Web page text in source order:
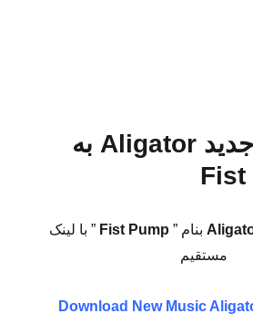
دانلود آهنگ جدید Aligator به
بنام ” Fist Pump ” با لینک
مستقیم
Download New Music